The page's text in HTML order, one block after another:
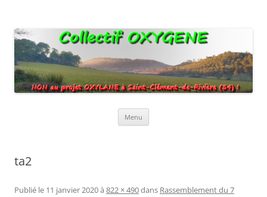
agricoles.
Menu
ta2
Publié le 11 janvier 2020à 822 × 490dans Rassemblement du 7